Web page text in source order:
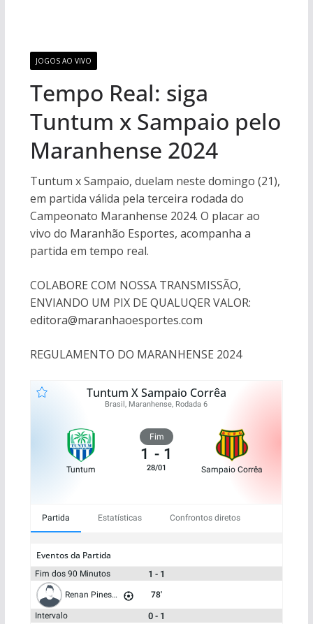
JOGOS AO VIVO
Tempo Real: siga
Tuntum x Sampaio pelo
Maranhense 2024
Tuntum x Sampaio, duelam neste domingo (21),
em partida válida pela terceira rodada do
Campeonato Maranhense 2024. O placar ao
vivo do Maranhão Esportes, acompanha a
partida em tempo real.
COLABORE COM NOSSA TRANSMISSÃO,
ENVIANDO UM PIX DE QUALUQER VALOR:
editora@maranhaoesportes.com
REGULAMENTO DO MARANHENSE 2024
Tuntum X Sampaio Corrêa
Brasil, Maranhense, Rodada 6
Tuntum
Fim
1 - 1
28/01 Sampaio Corrêa
Partida Estatísticas Confrontos diretos
Eventos da Partida
Fim dos 90 Minutos 1 - 1
Renan Pineschi 78'
Intervalo 0 - 1